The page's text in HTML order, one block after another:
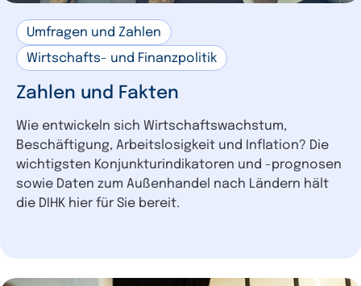
Cybersicherheit
Lieferketten
Bürokratie
Logistik
Nachfolge 1
Umwelt
Umfragen und Zahlen
Wirtschafts- und Finanzpolitik
Zahlen und Fakten
Wie entwickeln sich Wirtschaftswachstum,
Beschäftigung, Arbeitslosigkeit und Inflation? Die
wichtigsten Konjunkturindikatoren und -prognosen
sowie Daten zum Außenhandel nach Ländern hält
die DIHK hier für Sie bereit.